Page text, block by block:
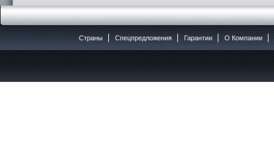
Страны Спецпредложения Гарантии O Компании